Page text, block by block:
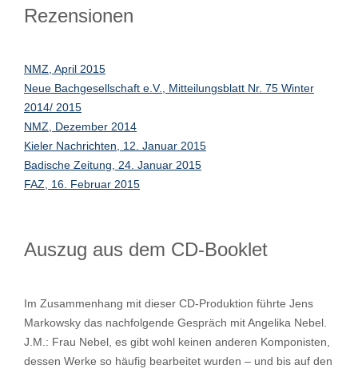
Rezensionen
NMZ, April 2015
Neue Bachgesellschaft e.V., Mitteilungsblatt Nr. 75 Winter
2014/ 2015
NMZ, Dezember 2014
Kieler Nachrichten, 12. Januar 2015
Badische Zeitung, 24. Januar 2015
FAZ, 16. Februar 2015
Auszug aus dem CD-Booklet
Im Zusammenhang mit dieser CD-Produktion führte Jens
Markowsky das nachfolgende Gespräch mit Angelika Nebel.
J.M.: Frau Nebel, es gibt wohl keinen anderen Komponisten,
dessen Werke so häufig bearbeitet wurden – und bis auf den